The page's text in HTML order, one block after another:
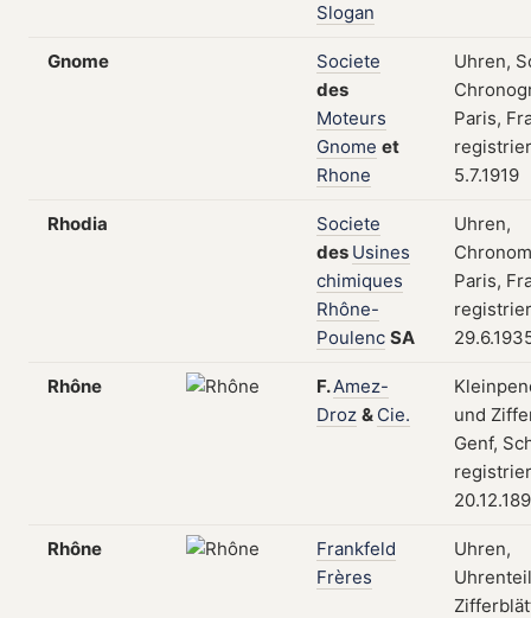
Slogan
Gnome
Societe
des
Moteurs
Gnome et
Rhone
Uhren,
Paris,
5.7.1919
Rhodia
Societe
des Usines
chimiques
Rhône-
Poulenc SA
Uhren,
Paris,
Rhône F.Amez-
Droz & Cie.
und
Genf,
Rhône
Frankfeld
Frères
Uhren,